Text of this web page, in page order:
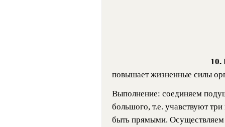
10.
повышает жизненные силы
Выполнение: соединяем
большого, т.е. учавствуют
быть прямыми. Осуществляем